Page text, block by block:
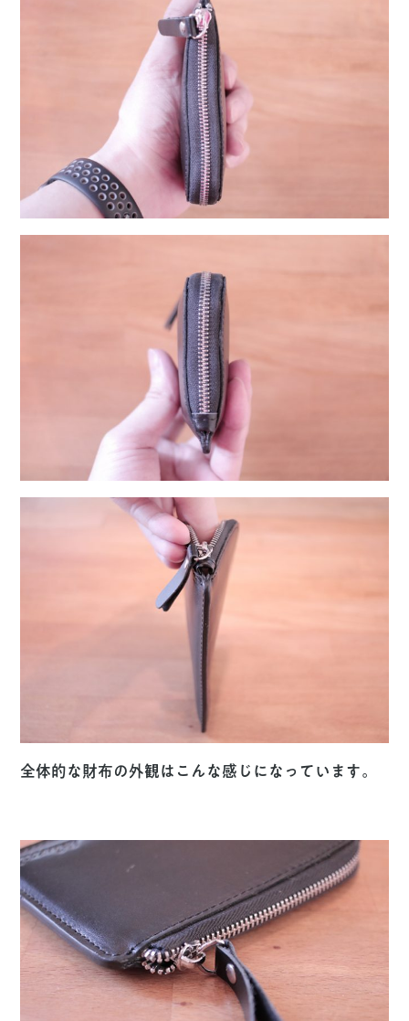
全体的な財布の外観はこんな感じになっています。